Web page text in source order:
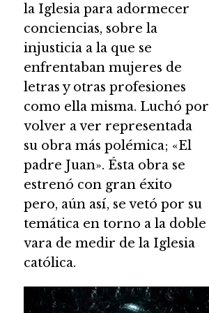
la Iglesia para adormecer
conciencias, sobre la
injusticia a la que se
enfrentaban mujeres de
letras y otras profesiones
como ella misma. Luchó por
volver a ver representada
su obra más polémica; «El
padre Juan». Ésta obra se
estrenó con gran éxito
pero, aún así, se vetó por su
temática en torno a la doble
vara de medir de la Iglesia
católica.